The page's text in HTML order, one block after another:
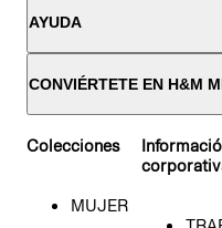
AYUDA
CONVIÉRTETE EN H&M
Colecciones
MUJER